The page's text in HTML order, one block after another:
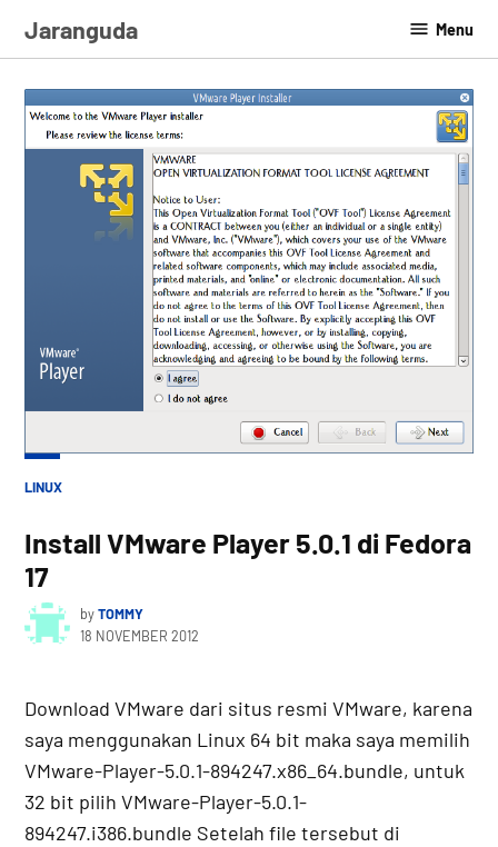
Jaranguda Menu
POSTED
LINUX
Install VMware Player 5.0.1 di Fedora
17
byTOMMY
18 NOVEMBER 2012
Download VMware dari situs resmi VMware, karena
saya menggunakan Linux 64 bit maka saya memilih
VMware-Player-5.0.1-894247.x86_64.bundle, untuk
32 bit pilih VMware-Player-5.0.1-
894247.i386.bundle Setelah file tersebut di